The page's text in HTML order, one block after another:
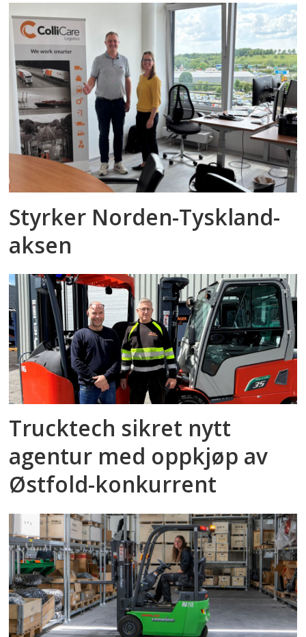
Styrker Norden-Tyskland-
aksen
Trucktech sikret nytt
agentur med oppkjøp av
Østfold-konkurrent